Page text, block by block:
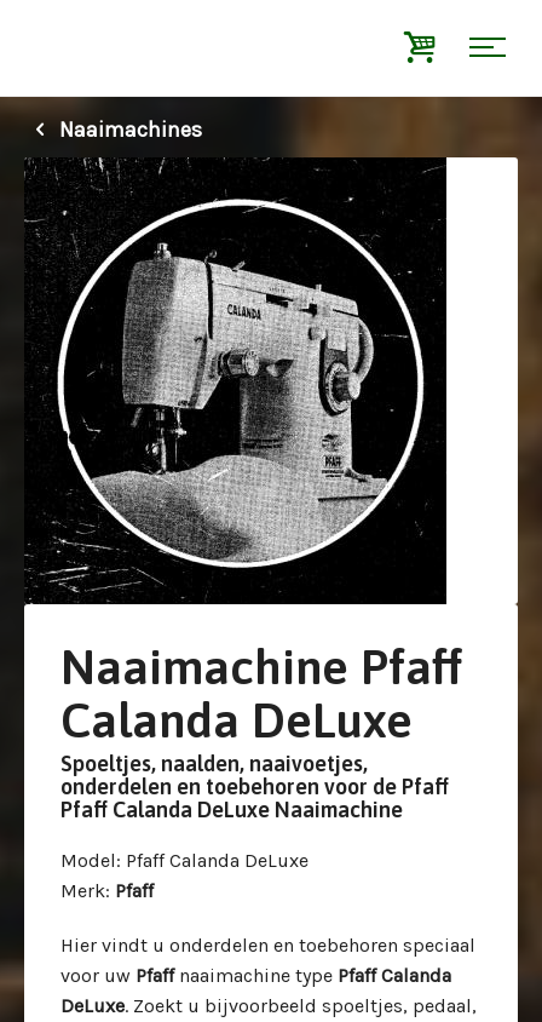
Naaimachines
Naaimachine Pfaff
Calanda DeLuxe
Spoeltjes, naalden, naaivoetjes,
onderdelen en toebehoren voor de Pfaff
Pfaff Calanda DeLuxe Naaimachine
Model: Pfaff Calanda DeLuxe
Merk: Pfaff
Hier vindt u onderdelen en toebehoren speciaal
voor uw Pfaffnaaimachine type Pfaff Calanda
DeLuxe. Zoekt u bijvoorbeeld spoeltjes, pedaal,